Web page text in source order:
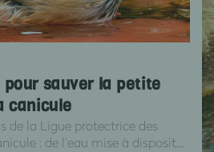
sauver la petite
canicule
de la Ligue protectrice des
: de l’eau mise à disposit...